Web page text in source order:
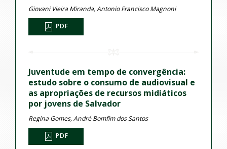
Giovani Vieira Miranda, Antonio Francisco Magnoni
PDF
Juventude em tempo de convergência:
estudo sobre o consumo de audiovisual e
as apropriações de recursos midiáticos
por jovens de Salvador
Regina Gomes, André Bomfim dos Santos
PDF